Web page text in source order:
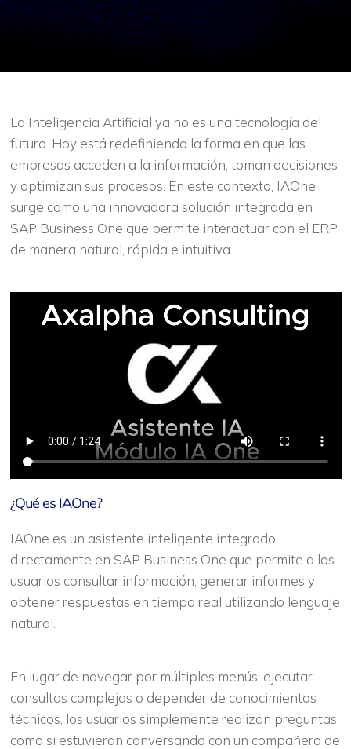
La Inteligencia Artificial ya no es una tecnología del
futuro. Hoy está redefiniendo la forma en que las
empresas acceden a la información, toman decisiones
y optimizan sus procesos. En este contexto, IAOne
surge como una innovadora solución integrada en
SAP Business One que permite interactuar con el ERP
de manera natural, rápida e intuitiva.
¿Qué es IAOne?
IAOne es un asistente inteligente integrado
directamente en SAP Business One que permite a los
usuarios consultar información, generar informes y
obtener respuestas en tiempo real utilizando lenguaje
natural.
En lugar de navegar por múltiples menús, ejecutar
consultas complejas o depender de conocimientos
técnicos, los usuarios simplemente realizan preguntas
como si estuvieran conversando con un compañero de